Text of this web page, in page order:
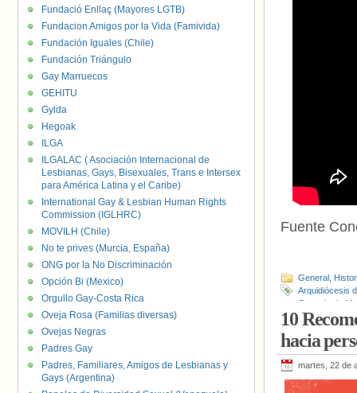
Fuente
General
Arquidiócesis
Gerardo de
10
hacia
martes, 22 de
Fundació Enllaç (Mayores LGTB)
Fundacion Amigos por la Vida (Famivida)
Fundación Iguales (Chile)
Fundación Triángulo
Gay Marruecos
GEHITU
Gylda
Hegoak
ILGA
ILGALAC ( Asociación Internacional de
Lesbianas, Gays, Bisexuales, Trans e Intersex
para América Latina y el Caribe)
International Gay & Lesbian Human Rights
Commission (IGLHRC)
MOVILH (Chile)
No te prives (Murcia, España)
ONG por la No Discriminación
Opción Bi (Mexico)
Orgullo Gay-Costa Rica
Oveja Rosa (Familias diversas)
Ovejas Negras
Padres Gay
Padres, Familiares, Amigos de Lesbianas y
Gays (Argentina)